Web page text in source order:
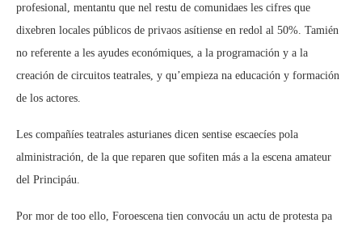
profesional, mentantu que nel restu de comunidaes les cifres que
dixebren locales públicos de privaos asítiense en redol al 50%. Tamién
no referente a les ayudes económiques, a la programación y a la
creación de circuitos teatrales, y qu’empieza na educación y formación
de los actores.
Les compañíes teatrales asturianes dicen sentise escaecíes pola
alministración, de la que reparen que sofiten más a la escena amateur
del Principáu.
Por mor de too ello, Foroescena tien convocáu un actu de protesta pa